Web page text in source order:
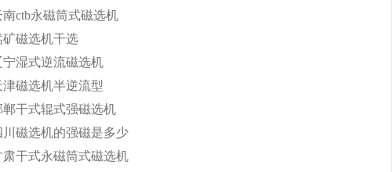
南ctb永磁筒式磁选机
矿磁选机干选
宁湿式逆流磁选机
津磁选机半逆流型
郸干式辊式强磁选机
川磁选机的强磁是多少
肃干式永磁筒式磁选机